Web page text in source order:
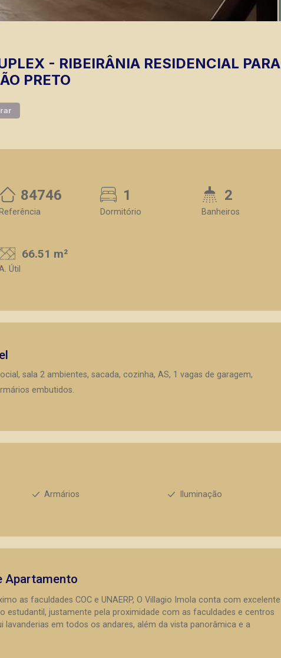
- RIBEIRÂNIA RESIDENCIAL PARA
PRETO
84746
Referência
1
Dormitório
2
Banheiros
66.51 m²
Útil
sala 2 ambientes, sacada, cozinha, AS, 1 vagas de garagem,
embutidos.
Armários
Iluminação
Apartamento
as faculdades COC e UNAERP, O Villagio Imola conta com excelente
estudantil, justamente pela proximidade com as faculdades e centros
lavanderias em todos os andares, além da vista panorâmica e a